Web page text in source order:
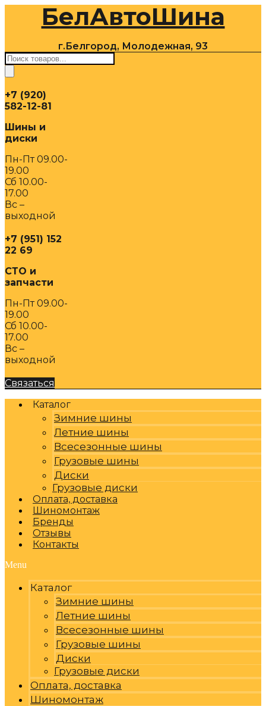
содержимомуБелАвтоШина
г.Белгород, Молодежная, 93
Поиск
товаров
+7 (920)
582-12-81
Шины и
диски
Пн-Пт 09.00-
19.00
Сб 10.00-
17.00
Вс –
выходной
+7 (951) 152
22 69
СТО и
запчасти
Пн-Пт 09.00-
19.00
Сб 10.00-
17.00
Вс –
выходной
Связаться
Каталог
Зимние шины
Летние шины
Всесезонные шины
Грузовые шины
Диски
Грузовые диски
Оплата, доставка
Шиномонтаж
Бренды
Отзывы
Контакты
Menu
Каталог
Зимние шины
Летние шины
Всесезонные шины
Грузовые шины
Диски
Грузовые диски
Оплата, доставка
Шиномонтаж